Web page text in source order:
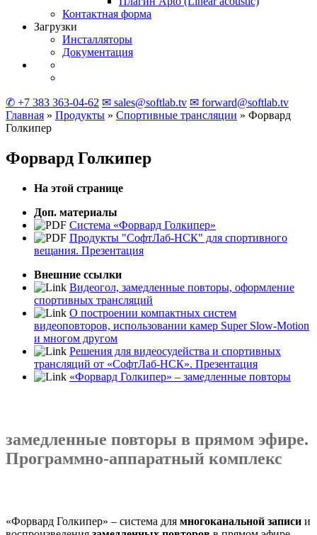
Контактная форма
Загрузки
Инсталляторы
Документация
✆ +7 383 363-04-62 ✉ sales@softlab.tv ✉ forward@softlab.tv
Главная » Продукты » Спортивные трансляции » Форвард
Голкипер
Форвард Голкипер
На этой странице
Доп. материалы
Система «Форвард Голкипер»
Продукты "СофтЛаб-НСК" для спортивного
вещания. Презентация
Внешние ссылки
Видеогол, замедленные повторы, оформление
спортивных трансляций
О построении компактных систем
видеоповторов, использовании камер Super Slow-Motion
и многом другом
Решения для видеосудейства и спортивных
трансляций от «СофтЛаб-НСК». Презентация
«Форвард Голкипер» – замедленные повторы
замедленные повторы в прямом эфире.
Программно-аппаратный комплекс
«Форвард Голкипер» – система для многоканальной записи и